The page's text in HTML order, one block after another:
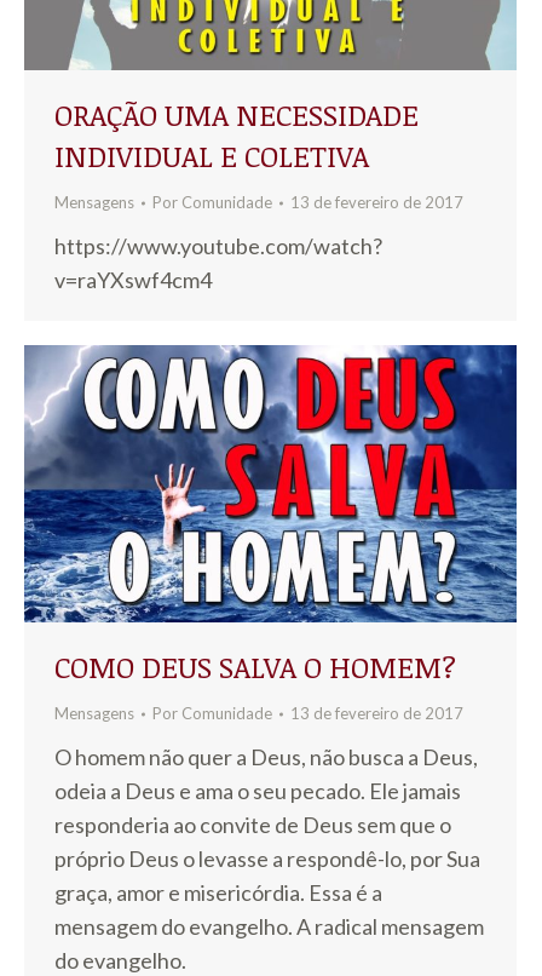
ORAÇÃO UMA NECESSIDADE
INDIVIDUAL E COLETIVA
Mensagens Por Comunidade 13 de fevereiro de 2017
https://www.youtube.com/watch?
v=raYXswf4cm4
COMO DEUS SALVA O HOMEM?
Mensagens Por Comunidade 13 de fevereiro de 2017
O homem não quer a Deus, não busca a Deus,
odeia a Deus e ama o seu pecado. Ele jamais
responderia ao convite de Deus sem que o
próprio Deus o levasse a respondê-lo, por Sua
graça, amor e misericórdia. Essa é a
mensagem do evangelho. A radical mensagem
do evangelho.